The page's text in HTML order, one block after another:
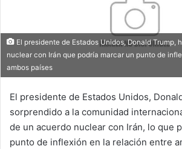
El presidente de Estados Unidos, Donald Trump,
nuclear con Irán que podría marcar un punto de
ambos países
El presidente de Estados Unidos,
sorprendido a la comunidad
de un acuerdo nuclear con Irán, lo que
punto de inflexión en la relación entre